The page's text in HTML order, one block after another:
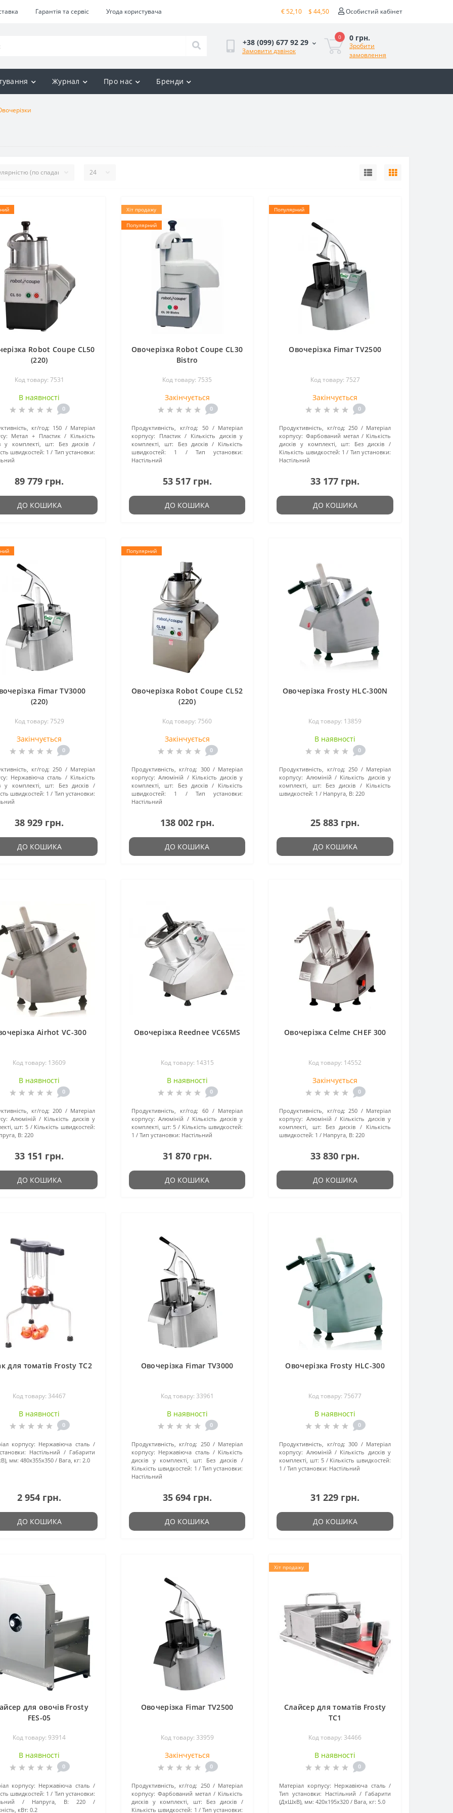
Гарантія та сервіс Угода користувача € 52,10 $ 44,50 Особистий кабінет
+38 (099) 677 92 29
Замовити дзвінок
0 0 грн.
Зробити
замовлення
Журнал Про нас Бренди
Robot Coupe CL50
(220)
Код товару: 7531
В наявності
0
кг/год: 150
Матеріал
Метал + Пластик
Кількість
у комплекті, шт:
Без дисків
швидкостей: 1
Тип установки:
89 779 грн.
ДО КОШИКА
Хіт продажу
Популярний
Овочерізка Robot Coupe CL30
Bistro
Код товару: 7535
Закінчується
0
Продуктивність, кг/год: 50
Матеріал
корпусу:
Пластик
Кількість дисків у
комплекті, шт:
Без дисків
Кількість
швидкостей:
1
Тип установки:
Настільний
53 517 грн.
ДО КОШИКА
Популярний
Овочерізка Fimar TV2500
Код товару: 7527
Закінчується
0
Продуктивність, кг/год: 250
Матеріал
корпусу: Фарбований метал
Кількість
дисків у комплекті, шт:
Без дисків
Кількість швидкостей: 1
Тип установки:
Настільний
33 177 грн.
ДО КОШИКА
Fimar TV3000
(220)
Код товару: 7529
Закінчується
0
кг/год: 250
Матеріал
Нержавіюча сталь
Кількість
у комплекті, шт:
Без дисків
швидкостей: 1
Тип установки:
38 929 грн.
ДО КОШИКА
Популярний
Овочерізка Robot Coupe CL52
(220)
Код товару: 7560
Закінчується
0
Продуктивність, кг/год: 300
Матеріал
корпусу: Алюміній
Кількість дисків у
комплекті, шт:
Без дисків
Кількість
швидкостей:
1
Тип установки:
Настільний
138 002 грн.
ДО КОШИКА
Овочерізка Frosty HLC-300N
Код товару: 13859
В наявності
0
Продуктивність, кг/год: 250
Матеріал
корпусу: Алюміній
Кількість дисків у
комплекті, шт:
Без дисків
Кількість
швидкостей: 1 Напруга, В: 220
25 883 грн.
ДО КОШИКА
Airhot VC-300
Код товару: 13609
В наявності
0
кг/год: 200
Матеріал
Алюміній
Кількість дисків у
шт: 5
Кількість швидкостей:
В: 220
33 151 грн.
ДО КОШИКА
Овочерізка Reednee VC65MS
Код товару: 14315
В наявності
0
Продуктивність, кг/год: 60
Матеріал
корпусу: Алюміній
Кількість дисків у
комплекті, шт: 5
Кількість швидкостей:
1
Тип установки: Настільний
31 870 грн.
ДО КОШИКА
Овочерізка Celme CHEF 300
Код товару: 14552
Закінчується
0
Продуктивність, кг/год: 250
Матеріал
корпусу: Алюміній
Кількість дисків у
комплекті, шт:
Без дисків
Кількість
швидкостей: 1 Напруга, В: 220
33 830 грн.
ДО КОШИКА
для томатів Frosty TC2
Код товару: 34467
В наявності
0
корпусу: Нержавіюча сталь
Настільний
Габарити
мм: 480x355x350 Вага, кг: 2.0
2 954 грн.
ДО КОШИКА
Овочерізка Fimar TV3000
Код товару: 33961
В наявності
0
Продуктивність, кг/год: 250
Матеріал
корпусу: Нержавіюча сталь
Кількість
дисків у комплекті, шт:
Без дисків
Кількість швидкостей: 1
Тип установки:
Настільний
35 694 грн.
ДО КОШИКА
Овочерізка Frosty HLC-300
Код товару: 75677
В наявності
0
Продуктивність, кг/год: 300
Матеріал
корпусу: Алюміній
Кількість дисків у
комплекті, шт: 5
Кількість швидкостей:
1
Тип установки: Настільний
31 229 грн.
ДО КОШИКА
для овочів Frosty
FES-05
Код товару: 93914
В наявності
0
корпусу: Нержавіюча сталь
швидкостей: 1
Тип установки:
Напруга, В:
220
кВт: 0.2
Овочерізка Fimar TV2500
Код товару: 33959
Закінчується
0
Продуктивність, кг/год: 250
Матеріал
корпусу: Фарбований метал
Кількість
дисків у комплекті, шт:
Без дисків
Кількість швидкостей: 1 Тип установки:
Хіт продажу
Слайсер для томатів Frosty
TC1
Код товару: 34466
В наявності
0
Матеріал корпусу: Нержавіюча сталь
Тип установки: Настільний
Габарити
(ДхШхВ), мм: 420x195x320 Вага, кг: 5.0